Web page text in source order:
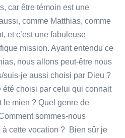
car être témoin est une
comme Matthias, comme
et c’est une fabuleuse
mission. Ayant entendu ce
nous allons peut-être nous
suis-je aussi choisi par Dieu ?
choisi par celui qui connait
le mien ? Quel genre de
sommes-nous
cette vocation ? Bien sûr je